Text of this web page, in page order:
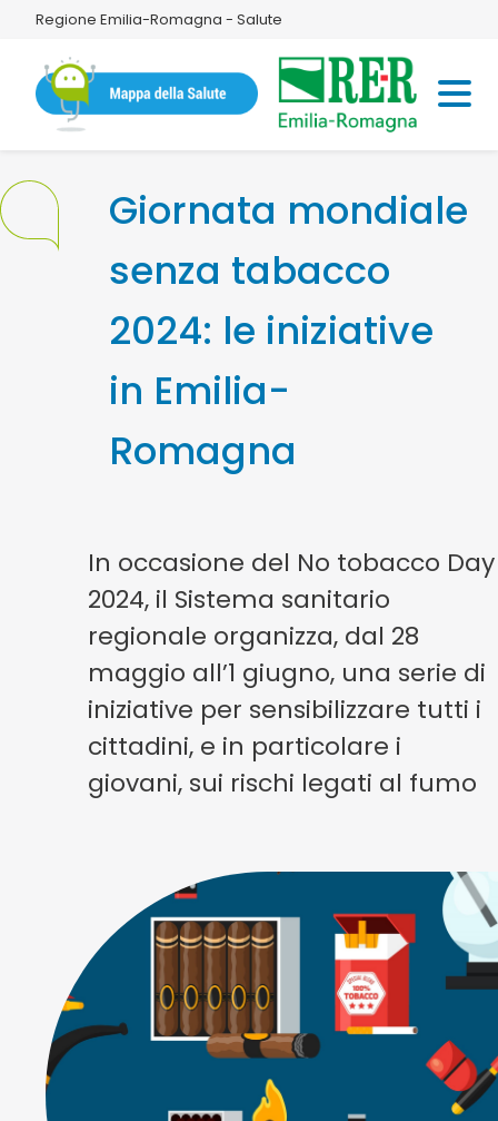
Regione Emilia-Romagna - Salute
Giornata mondiale
senza tabacco
2024: le iniziative
in Emilia-
Romagna
In occasione del No tobacco Day
2024, il Sistema sanitario
regionale organizza, dal 28
maggio all’1 giugno, una serie di
iniziative per sensibilizzare tutti i
cittadini, e in particolare i
giovani, sui rischi legati al fumo